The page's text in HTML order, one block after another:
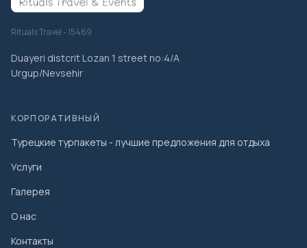
Rituals Travel - 15469
Duayeri distcrit Lozan 1 street no:4/A
Urgup/Nevsehir
КОРПОРАТИВНЫЙ
Турецкие турпакеты - лучшие предложения для отдыха
Услуги
Галерея
О нас
Контакты